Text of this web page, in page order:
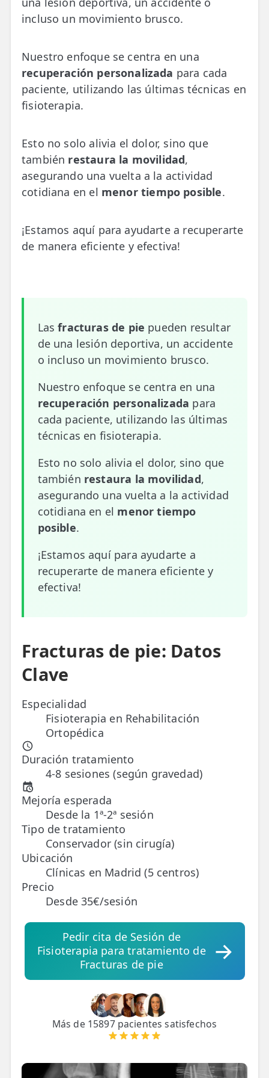
💆‍♀️ Tratamientos
📅 Pedir Cita
📰 Blog
🏢 Empresas
UBICACIONES
🔍 Buscador Clínicas
📍 Barrio del Pilar
📍 Barrio Salamanca
TIENDA
🛍️ Tienda Bonos
🛍️ Tienda Productos Fisioterapia
🎁 Tarjetas Regalo
🛒 Carrito
❤️ Ofertas
☎️ 91 005 23 63
📧 Contacta
ESPECIALIDADES
🩻 Fisioterapia Traumatológica
🫶 Suelo Pélvico
💆 Masajes Madrid
🏅 Fisioterapia Deportiva
🧠 Fisioterapia Neurológica
🧍 Fisioterapia Vestibular
🫁 Fisioterapia Respiratoria
👶 Fisioterapia Pediátrica
TRATAMIENTOS
✅ Punción Seca
✅ Ondas de Choque
✅ EPTE - EPI
✨ Fisioestética
✨ Radiofrecuencia INDIBA
✨ Drenaje Linfático Manual
✨ Presoterapia
incluso un movimiento brusco.
Nuestro enfoque se centra en una
recuperación personalizada para cada
paciente, utilizando las últimas técnicas en
fisioterapia.
Esto no solo alivia el dolor, sino que
también restaura la movilidad,
asegurando una vuelta a la actividad
cotidiana en el menor tiempo posible.
¡Estamos aquí para ayudarte a recuperarte
de manera eficiente y efectiva!
Lasfracturas de pie pueden resultar
de una lesión deportiva, un accidente
o incluso un movimiento brusco.
Nuestro enfoque se centra en una
recuperación personalizada para
cada paciente, utilizando las últimas
técnicas en fisioterapia.
Esto no solo alivia el dolor, sino que
también restaura la movilidad,
asegurando una vuelta a la actividad
cotidiana en el menor tiempo
posible.
¡Estamos aquí para ayudarte a
recuperarte de manera eficiente y
efectiva!
Fracturas de pie: Datos
Clave
Especialidad
Fisioterapia en Rehabilitación
Ortopédica
Duración tratamiento
4-8 sesiones (según gravedad)
Mejoría esperada
Desde la 1ª-2ª sesión
Tipo de tratamiento
Conservador (sin cirugía)
Ubicación
Clínicas en Madrid (5 centros)
Precio
Desde 35€/sesión
Pedir cita de Sesión de
Fisioterapia para tratamiento de
Fracturas de pie
Más de 15897 pacientes satisfechos